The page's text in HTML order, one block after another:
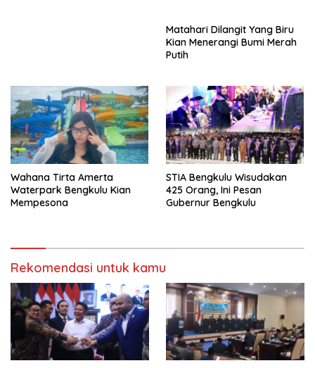
Matahari Dilangit Yang Biru
Kian Menerangi Bumi Merah
Putih
Wahana Tirta Amerta
Waterpark Bengkulu Kian
Mempesona
STIA Bengkulu Wisudakan
425 Orang, Ini Pesan
Gubernur Bengkulu
Rekomendasi untuk kamu